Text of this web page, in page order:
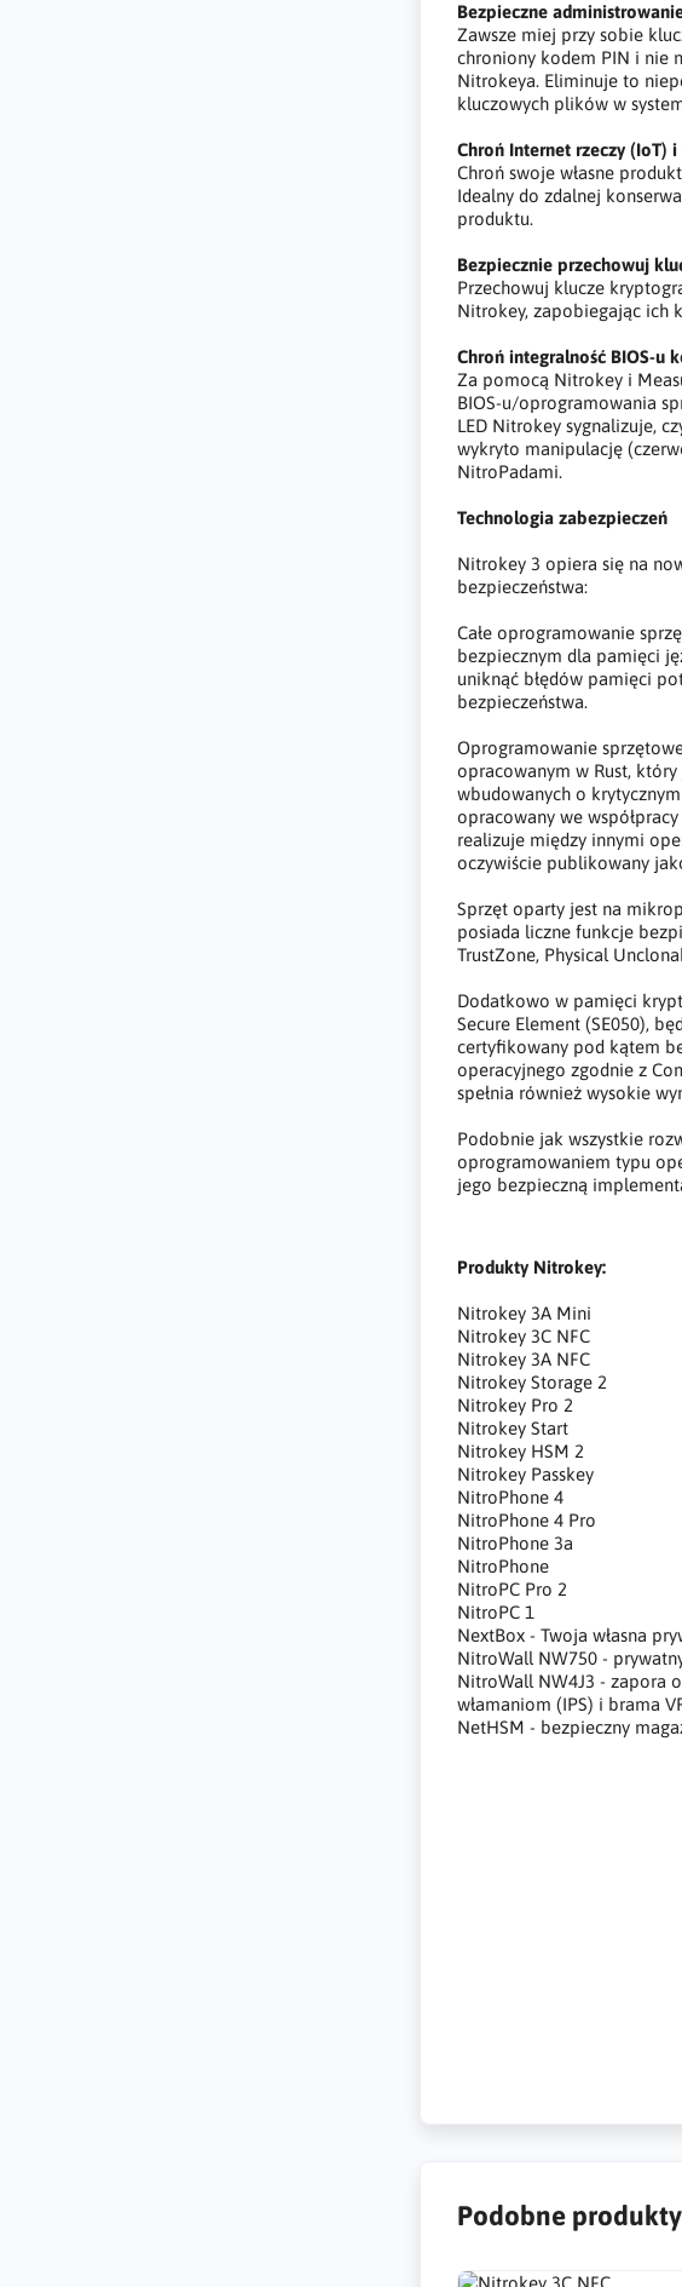
Bezpieczne
Zawsze miej przy sobie
chroniony kodem PIN i nie
Nitrokeya. Eliminuje to
kluczowych plików w
Chroń Internet rzeczy (IoT) i
Chroń swoje własne
Idealny do zdalnej
produktu.
Bezpiecznie przechowuj
Przechowuj klucze
Nitrokey, zapobiegając ich
Chroń integralność BIOS-u
Za pomocą Nitrokey i
BIOS-u/oprogramowania
LED Nitrokey sygnalizuje,
wykryto manipulację
NitroPadami.
Technologia zabezpieczeń
Nitrokey 3 opiera się na
bezpieczeństwa:
Całe oprogramowanie
bezpiecznym dla pamięci
uniknąć błędów pamięci
bezpieczeństwa.
Oprogramowanie
opracowanym w Rust,
wbudowanych o
opracowany we
realizuje między innymi
oczywiście publikowany
Sprzęt oparty jest na
posiada liczne funkcje
TrustZone, Physical
Dodatkowo w pamięci
Secure Element (SE050),
certyfikowany pod kątem
operacyjnego zgodnie z
spełnia również wysokie
Podobnie jak wszystkie
oprogramowaniem typu
jego bezpieczną
Produkty Nitrokey:
Nitrokey 3A Mini
Nitrokey 3C NFC
Nitrokey 3A NFC
Nitrokey Storage 2
Nitrokey Pro 2
Nitrokey Start
Nitrokey HSM 2
Nitrokey Passkey
NitroPhone 4
NitroPhone 4 Pro
NitroPhone 3a
NitroPhone
NitroPC Pro 2
NitroPC 1
NextBox - Twoja własna
NitroWall NW750 -
NitroWall NW4J3 - zapora
włamaniom (IPS) i brama
NetHSM - bezpieczny
Podobne produkty